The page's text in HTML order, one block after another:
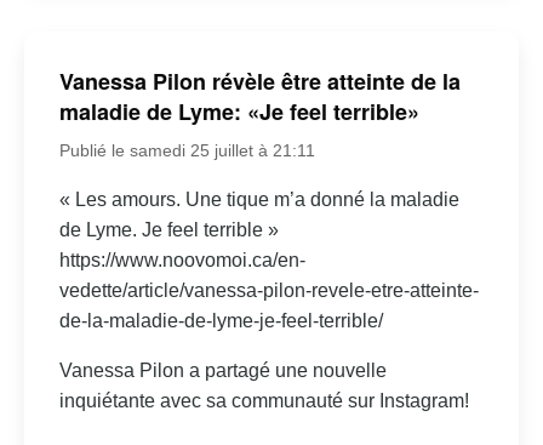
Vanessa Pilon révèle être atteinte de la
maladie de Lyme: «Je feel terrible»
Publié le samedi 25 juillet à 21:11
« Les amours. Une tique m’a donné la maladie
de Lyme. Je feel terrible »
https://www.noovomoi.ca/en-
vedette/article/vanessa-pilon-revele-etre-atteinte-
de-la-maladie-de-lyme-je-feel-terrible/
Vanessa Pilon a partagé une nouvelle
inquiétante avec sa communauté sur Instagram!